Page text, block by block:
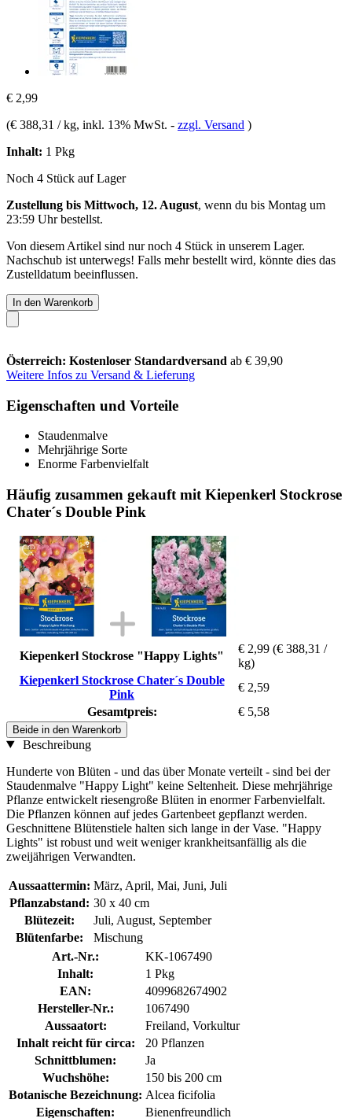
€ 2,99
(€ 388,31 / kg, inkl. 13% MwSt. - zzgl. Versand )
Inhalt: 1 Pkg
Noch 4 Stück auf Lager
Zustellung bis Mittwoch, 12. August, wenn du bis Montag um
23:59 Uhrbestellst.
Von diesem Artikel sind nur noch 4 Stück in unserem Lager.
Nachschub ist unterwegs! Falls mehr bestellt wird, könnte dies das
Zustelldatum beeinflussen.
In den Warenkorb
Österreich: Kostenloser Standardversand ab € 39,90
Weitere Infos zu Versand & Lieferung
Eigenschaften und Vorteile
Staudenmalve
Mehrjährige Sorte
Enorme Farbenvielfalt
Häufig zusammen gekauft mit Kiepenkerl Stockrose
Chater´s Double Pink
Kiepenkerl Stockrose "Happy Lights"
€ 2,99 (€ 388,31 /
kg)
Kiepenkerl Stockrose Chater´s Double
Pink
€ 2,59
Gesamtpreis:
€ 5,58
Beide in den Warenkorb
Beschreibung
Hunderte von Blüten - und das über Monate verteilt - sind bei der
Staudenmalve "Happy Light" keine Seltenheit. Diese mehrjährige
Pflanze entwickelt riesengroße Blüten in enormer Farbenvielfalt.
Die Pflanzen können auf jedes Gartenbeet gepflanzt werden.
Geschnittene Blütenstiele halten sich lange in der Vase. "Happy
Lights" ist robust und weit weniger krankheitsanfällig als die
zweijährigen Verwandten.
Aussaattermin: März, April, Mai, Juni, Juli
Pflanzabstand: 30 x 40 cm
Blütezeit:
Juli, August, September
Blütenfarbe:
Mischung
Art.-Nr.:
KK-1067490
Inhalt:
1 Pkg
EAN:
4099682674902
Hersteller-Nr.:
1067490
Aussaatort:
Freiland, Vorkultur
Inhalt reicht für circa:
20 Pflanzen
Schnittblumen:
Ja
Wuchshöhe:
150 bis 200 cm
Botanische Bezeichnung: Alcea ficifolia
Eigenschaften:
Bienenfreundlich